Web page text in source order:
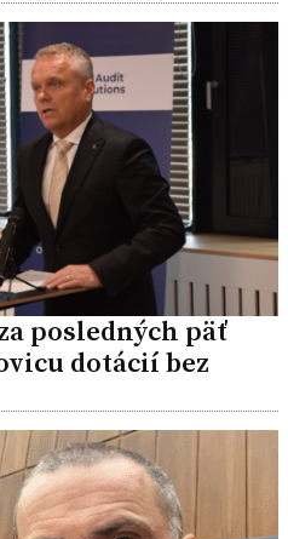
posledných päť
dotácií bez